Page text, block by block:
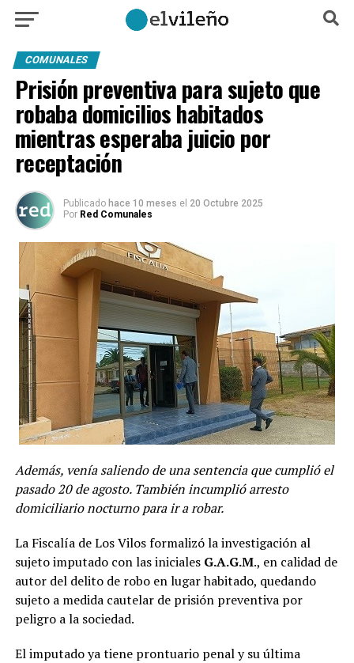
COMUNALES
Prisión preventiva para sujeto que
robaba domicilios habitados
mientras esperaba juicio por
receptación
Publicado hace 10 meses el 20 Octubre 2025
Por Red Comunales
Además, venía saliendo de una sentencia que cumplió el
pasado 20 de agosto. También incumplió arresto
domiciliario nocturno para ir a robar.
La Fiscalía de Los Vilos formalizó la investigación al
sujeto imputado con las iniciales G.A.G.M., en calidad de
autor del delito de robo en lugar habitado, quedando
sujeto a medida cautelar de prisión preventiva por
peligro a la sociedad.
El imputado ya tiene prontuario penal y su última